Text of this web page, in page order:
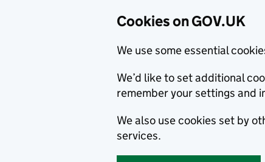
Cookies on GOV.UK
We use some essential
We’d like to set additional
remember your settings and
We also use cookies set by
services.